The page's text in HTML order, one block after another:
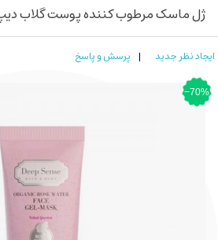
ژل ماسک مرطوب کننده پوست گلاب
ایجاد نظر جدید | پرسش و پاسخ
‎−70%